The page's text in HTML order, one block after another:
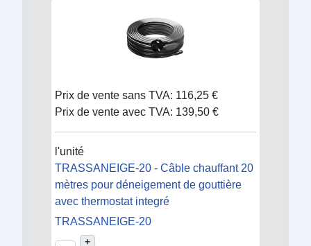
Prix de vente sans TVA: 116,25 €
Prix de vente avec TVA: 139,50 €
l'unité
TRASSANEIGE-20 - Câble chauffant 20
mètres pour déneigement de gouttière
avec thermostat integré
TRASSANEIGE-20
+